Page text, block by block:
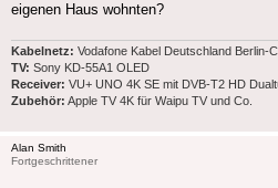
eigenen Haus wohnten?
Kabelnetz: Vodafone Kabel Deutschland Berlin-
TV: Sony KD-55A1 OLED
Receiver: VU+ UNO 4K SE mit DVB-T2 HD
Zubehör: Apple TV 4K für Waipu TV und Co.
Alan Smith
Fortgeschrittener